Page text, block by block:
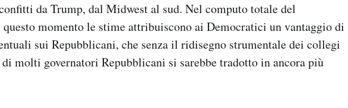
da Trump, dal Midwest al sud. Nel computo totale del
momento le stime attribuiscono ai Democratici un vantaggio di
sui Repubblicani, che senza il ridisegno strumentale dei collegi
molti governatori Repubblicani si sarebbe tradotto in ancora più